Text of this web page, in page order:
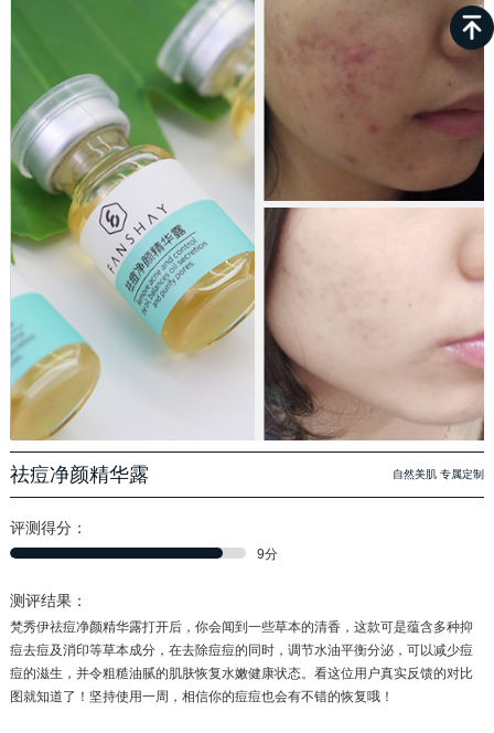
祛痘净颜精华露 自然美肌 专属定制
评测得分：
9分
测评结果：
梵秀伊祛痘净颜精华露打开后，你会闻到一些草本的清香，这款可是蕴含多种抑
痘去痘及消印等草本成分，在去除痘痘的同时，调节水油平衡分泌，可以减少痘
痘的滋生，并令粗糙油腻的肌肤恢复水嫩健康状态。看这位用户真实反馈的对比
图就知道了！坚持使用一周，相信你的痘痘也会有不错的恢复哦！